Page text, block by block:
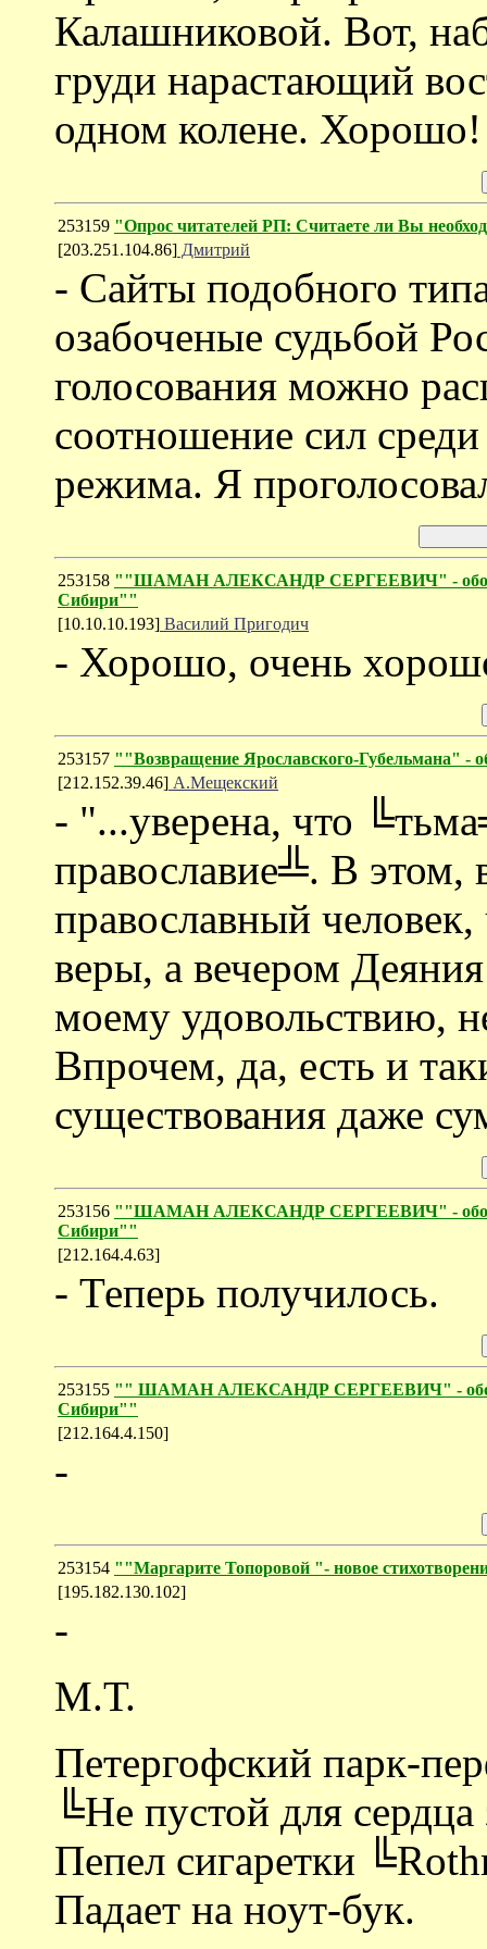
Калашниковой. Вот,
груди нарастающий
одном колене.
253159 "Опрос читателей РП: Считаете ли Вы
[203.251.104.86] Дмитрий
- Сайты подобного
озабоченые судьбой
голосования можно
соотношение сил
режима. Я
253158 ""ШАМАН АЛЕКСАНДР СЕРГЕЕВИЧ" -
Сибири""
[10.10.10.193] Василий Пригодич
- Хорошо, очень
253157 ""Возвращение Ярославского-Губельмана" -
[212.152.39.46] А.Мещекский
- "...уверена, что
православие╩. В этом,
православный
веры, а вечером
моему удовольствию,
Впрочем, да, есть и
существования даже
253156 ""ШАМАН АЛЕКСАНДР СЕРГЕЕВИЧ" -
Сибири""
[212.164.4.63]
- Теперь получилось.
253155 "" ШАМАН АЛЕКСАНДР СЕРГЕЕВИЧ" -
Сибири""
[212.164.4.150]
-
253154 ""Маргарите Топоровой "- новое
[195.182.130.102]
-
М.Т.
Петергофский парк-
╚Не пустой для
Пепел сигаретки
Падает на ноут-бук.